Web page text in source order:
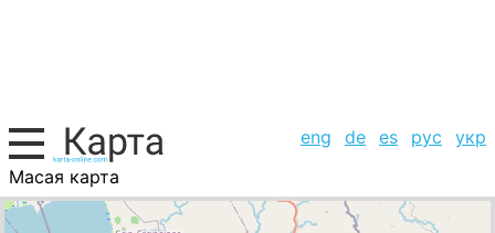
eng de es рус
укр
Масая карта
Никарагуа, список городов